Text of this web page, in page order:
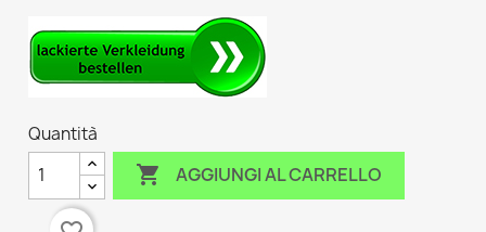
Quantità
 AGGIUNGI AL CARRELLO